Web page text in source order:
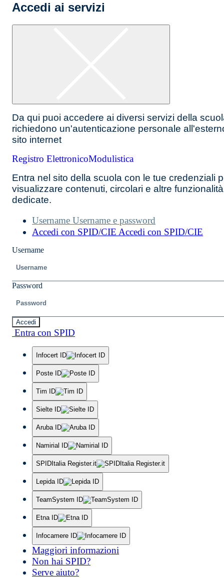
Accedi ai servizi
Da qui puoi accedere ai diversi servizi della
richiedono un'autenticazione personale
sito internet
Registro ElettronicoModulistica
Entra nel sito della scuola con le tue credenziali
visualizzare contenuti, circolari e altre
dedicate.
Username Username e password
Accedi con SPID/CIE Accedi con SPID/CIE
Username
Password
Accedi
Entra con SPID
Infocert ID
Poste ID
Tim ID
Sielte ID
Aruba ID
Namirial ID
SPIDItalia Register.it
Lepida ID
TeamSystem ID
Etna ID
Infocamere ID
Maggiori informazioni
Non hai SPID?
Serve aiuto?